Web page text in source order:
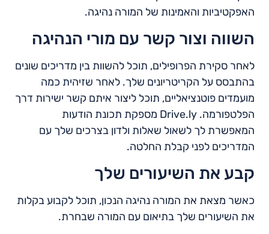
האפקטיביות והאמינות של המורה נהיגה.
השווה וצור קשר עם מורי הנהיגה
לאחר סקירת הפרופילים, תוכל להשוות בין מדריכים שונים
בהתבסס על הקריטריונים שלך. לאחר שזיהית כמה
מועמדים פוטנציאליים, תוכל ליצור איתם קשר ישירות דרך
הפלטפורמה. Drive.ly מספקת תכונת הודעות
המאפשרת לך לשאול שאלות ולדון בצרכים שלך עם
המדריכים לפני קבלת החלטה.
קבע את השיעורים שלך
כאשר מצאת את המורה נהיגה הנכון, תוכל לקבוע בקלות
את השיעורים שלך בתיאום עם המורה שבחרת.